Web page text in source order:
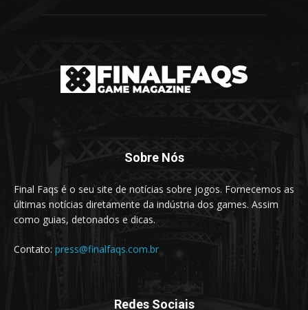
Sobre Nós
Final Faqs é o seu site de notícias sobre jogos. Fornecemos as
últimas notícias diretamente da indústria dos games. Assim
como guias, detonados e dicas.
Contato: press@finalfaqs.com.br
Redes Sociais